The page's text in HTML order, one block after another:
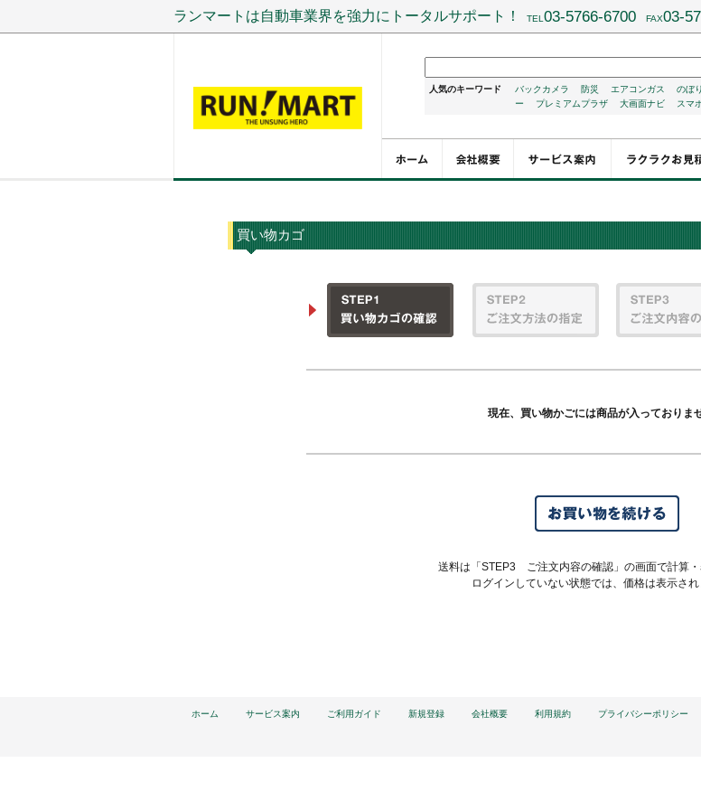
ランマートは自動車業界を強力にトータルサポート！ TEL 03-5766-6700 FAX03-
人気のキーワード バックカメラ 防災 エアコンガス のぼり
ー
プレミアムプラザ 大画面ナビ スマ
買い物カゴ
現在、買い物かごには商品が入っておりま
送料は「STEP3 ご注文内容の確認」の画面で計算・
ログインしていない状態では、価格は表示され
ホーム サービス案内 ご利用ガイド 新規登録 会社概要 利用規約 プライバシーポリシー